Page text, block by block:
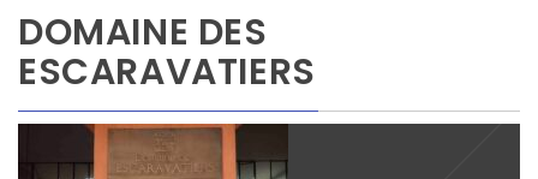
DOMAINE DES
ESCARAVATIERS